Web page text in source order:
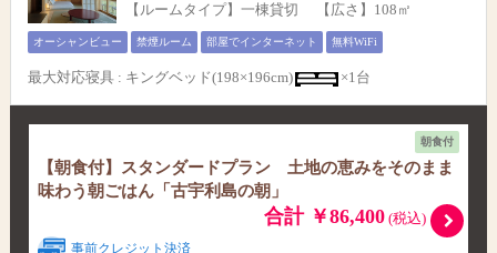
【ルームタイプ】一棟貸切 【広さ】108㎡
オーシャンビュー 禁煙ルーム 部屋でインターネット 無料WiFi
最大対応寝具 : キングベッド(198×196cm) ×1台
朝食付
【朝食付】スタンダードプラン 土地の恵みをそのまま
味わう朝ごはん「古宇利島の朝」
合計 ￥86,400(税込)
事前クレジット決済